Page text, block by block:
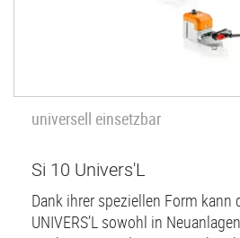
universell einsetzbar
Si 10 Univers'L
Dank ihrer speziellen Form kann
UNIVERS’L sowohl in